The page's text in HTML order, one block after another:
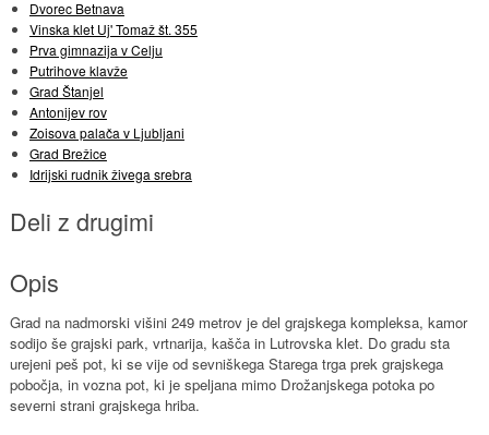
Dvorec Betnava
Vinska klet Uj' Tomaž št. 355
Prva gimnazija v Celju
Putrihove klavže
Grad Štanjel
Antonijev rov
Zoisova palača v Ljubljani
Grad Brežice
Idrijski rudnik živega srebra
Deli z drugimi
Opis
Grad na nadmorski višini 249 metrov je del grajskega kompleksa, kamor
sodijo še grajski park, vrtnarija, kašča in Lutrovska klet. Do gradu sta
urejeni peš pot, ki se vije od sevniškega Starega trga prek grajskega
pobočja, in vozna pot, ki je speljana mimo Drožanjskega potoka po
severni strani grajskega hriba.